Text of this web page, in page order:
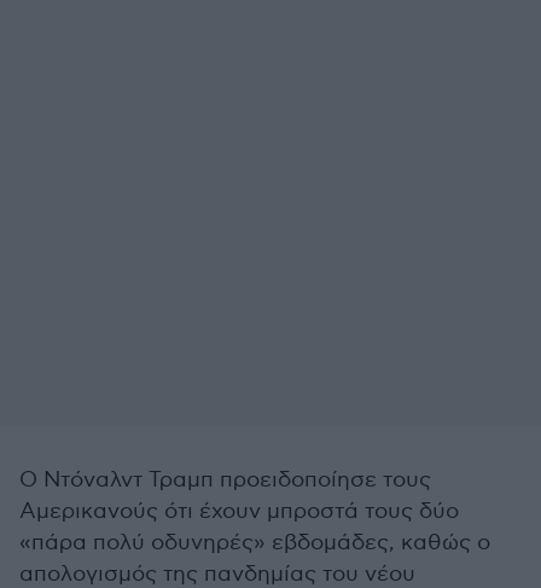
Ο Ντόναλντ Τραμπ προειδοποίησε τους
Αμερικανούς ότι έχουν μπροστά τους δύο
«πάρα πολύ οδυνηρές» εβδομάδες, καθώς ο
απολογισμός της πανδημίας του νέου